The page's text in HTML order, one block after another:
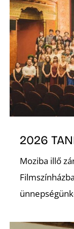
2026
Moziba illő